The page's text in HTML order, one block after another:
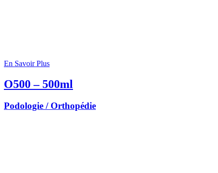
En Savoir Plus
O500 – 500ml
Podologie / Orthopédie